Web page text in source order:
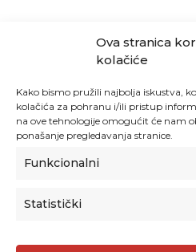
Ova stranica
kolačiće
Kako bismo pružili najbolja iskustva,
kolačića za pohranu i/ili pristup
na ove tehnologije omogućit će nam
ponašanje pregledavanja stranice.
Funkcionalni
Statistički